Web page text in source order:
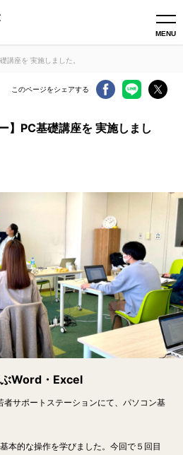
MENU
講座を 実施しました。
このページをシェアする
】PC基礎講座を 実施しまし
Word・Excel
サポートステーションにて、パソコン基
本的な操作を学びました。今回で５回目